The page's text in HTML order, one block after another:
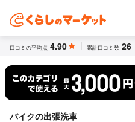
口コミの平均点 4.90 累計口コミ数 26
バイクの出張洗車